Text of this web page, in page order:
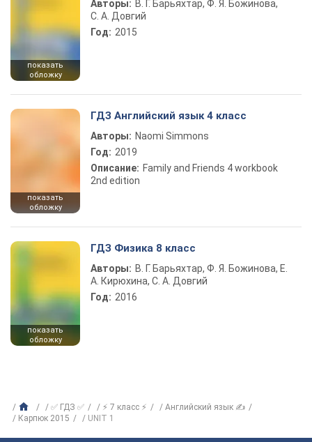
показать
обложку
Авторы: В. Г. Барьяхтар, Ф. Я. Божинова,
С. А. Довгий
Год: 2015
показать
обложку
ГДЗ Английский язык 4 класс
Авторы: Naomi Simmons
Год: 2019
Описание: Family and Friends 4 workbook
2nd edition
показать
обложку
ГДЗ Физика 8 класс
Авторы: В. Г. Барьяхтар, Ф. Я. Божинова, Е.
А. Кирюхина, С. А. Довгий
Год: 2016
✅ ГДЗ ✅ ⚡ 7 класс ⚡
Английский язык ✍
Карпюк 2015
UNIT 1